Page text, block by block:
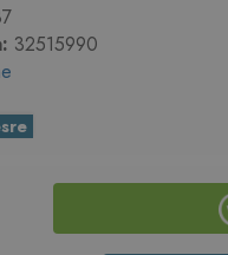
32515990